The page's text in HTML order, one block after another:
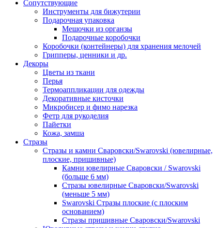
Сопутствующие
Инструменты для бижутерии
Подарочная упаковка
Мешочки из органзы
Подарочные коробочки
Коробочки (контейнеры) для хранения мелочей
Грипперы, ценники и др.
Декоры
Цветы из ткани
Перья
Термоаппликации для одежды
Декоративные кисточки
Микробисер и фимо нарезка
Фетр для рукоделия
Пайетки
Кожа, замша
Стразы
Стразы и камни Сваровски/Swarovski (ювелирные,
плоские, пришивные)
Камни ювелирные Сваровски / Swarovski
(больше 6 мм)
Стразы ювелирные Сваровски/Swarovski
(меньше 5 мм)
Swarovski Стразы плоские (с плоским
основанием)
Стразы пришивные Сваровски/Swarovski